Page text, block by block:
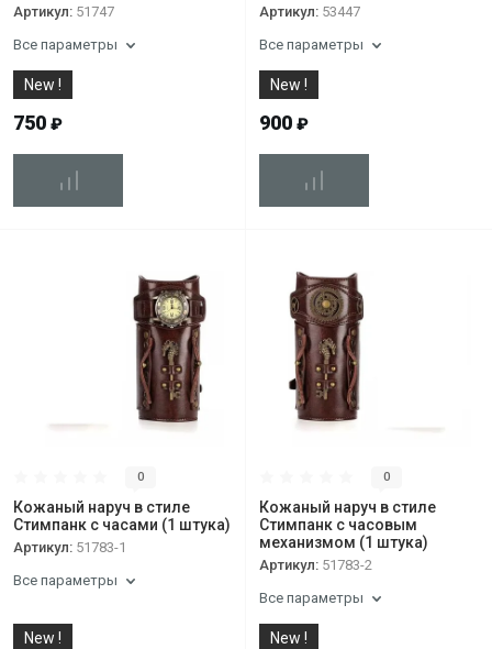
Артикул: 51747
Все параметры
New !
750 ₽
Артикул: 53447
Все параметры
New !
900 ₽
0
Кожаный наруч в стиле
Стимпанк с часами (1 штука)
Артикул: 51783-1
Все параметры
New !
0
Кожаный наруч в стиле
Стимпанк с часовым
механизмом (1 штука)
Артикул: 51783-2
Все параметры
New !